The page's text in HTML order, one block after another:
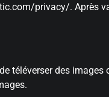
privacy/. Après
téléverser des